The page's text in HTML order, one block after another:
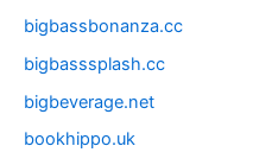
bigbassbonanza.cc
bigbasssplash.cc
bigbeverage.net
bookhippo.uk